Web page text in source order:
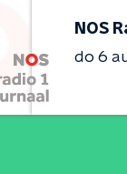
NOS
do 6